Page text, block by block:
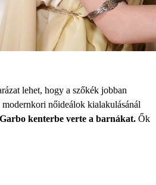
lehet, hogy a szőkék jobban
nőideálok kialakulásánál
kenterbe verte a barnákat. Ők